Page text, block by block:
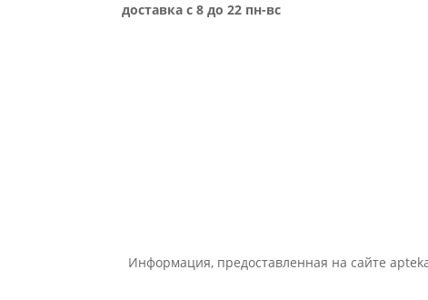
доставка с 8 до 22 пн-вс
Информация, предоставленная на сайте